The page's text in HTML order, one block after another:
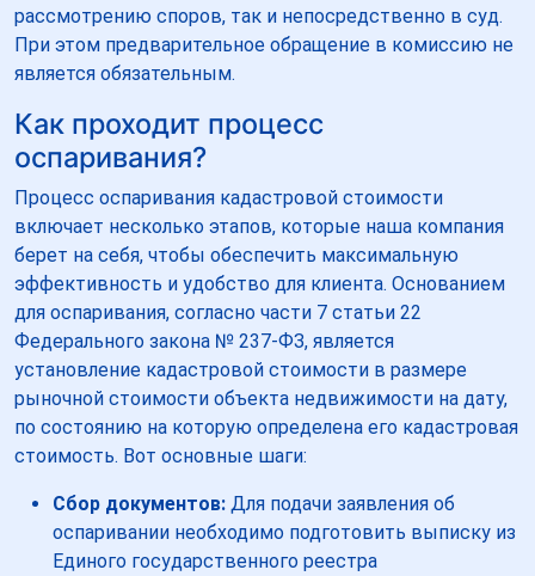
рассмотрению споров, так и непосредственно в суд.
При этом предварительное обращение в комиссию не
является обязательным.
Как проходит процесс
оспаривания?
Процесс оспаривания кадастровой стоимости
включает несколько этапов, которые наша компания
берет на себя, чтобы обеспечить максимальную
эффективность и удобство для клиента. Основанием
для оспаривания, согласно части 7 статьи 22
Федерального закона № 237-ФЗ, является
установление кадастровой стоимости в размере
рыночной стоимости объекта недвижимости на дату,
по состоянию на которую определена его кадастровая
стоимость. Вот основные шаги:
Сбор документов: Для подачи заявления об
оспаривании необходимо подготовить выписку из
Единого государственного реестра